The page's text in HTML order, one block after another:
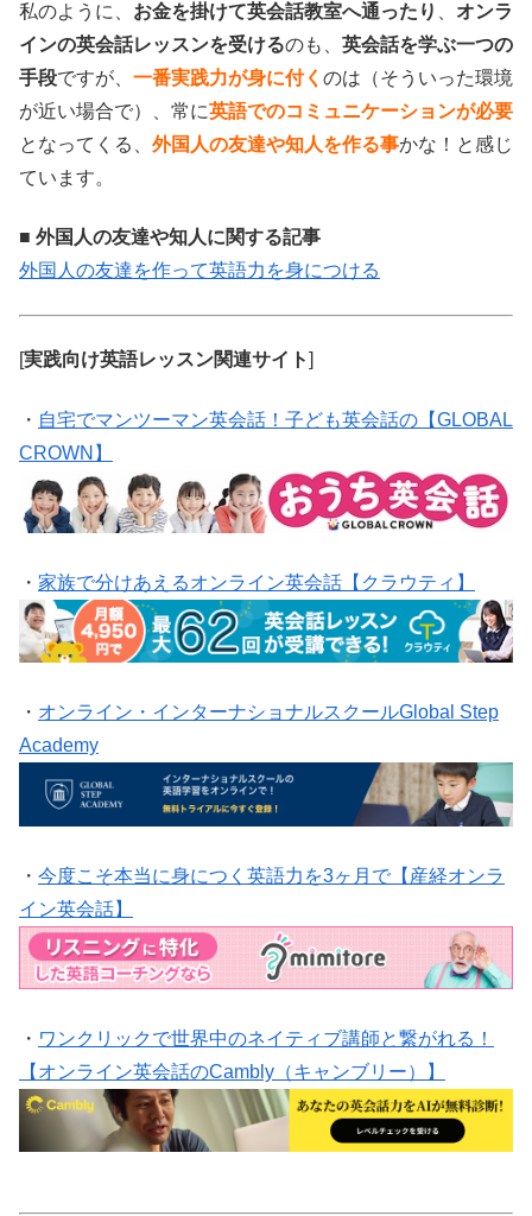
私のように、 お金を掛けて英会話教室へ通ったり
オンラ
インの英会話レッスンを受けるのも、 英会話を学ぶ一つの
手段ですが、 一番実践力が身に付く のは（そういった環境
が近い場合で）、常に英語でのコミュニケーションが必要
となってくる、 外国人の友達や知人を作る事かな！と感じ
ています。
■ 外国人の友達や知人に関する記事
外国人の友達を作って英語力を身につける
[実践向け英語レッスン関連サイト]
・ 自宅でマンツーマン英会話！子ども英会話の【GLOBAL
CROWN】
・ 家族で分けあえるオンライン英会話【クラウティ】
・ オンライン・インターナショナルスクールGlobal Step
Academy
・ 今度こそ本当に身につく英語力を3ヶ月で【産経オンラ
イン英会話】
・ ワンクリックで世界中のネイティブ講師と繋がれる！
【オンライン英会話のCambly（キャンブリー）】